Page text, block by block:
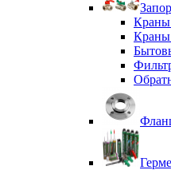
Краны